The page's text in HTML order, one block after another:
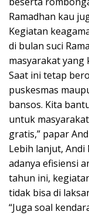
Ramadhan kau
Kegiatan
di bulan suci
masyarakat yang
Saat ini tetap
puskesmas
bansos. Kita
untuk
gratis,” papar
Lebih lanjut,
adanya efisiensi
tahun ini,
tidak bisa di
“Juga soal